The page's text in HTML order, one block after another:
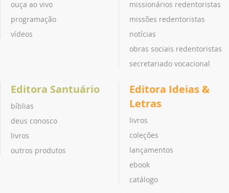
ouça ao vivo
programação
vídeos
missionários redentoristas
missões redentoristas
notícias
obras sociais redentoristas
secretariado vocacional
Editora Santuário
bíblias
deus conosco
livros
outros produtos
Editora Ideias &
Letras
livros
coleções
lançamentos
ebook
catálogo